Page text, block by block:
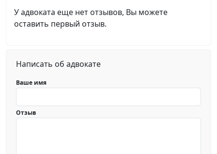
У адвоката еще нет отзывов, Вы можете
оставить первый отзыв.
Написать об адвокате
Ваше имя
Отзыв